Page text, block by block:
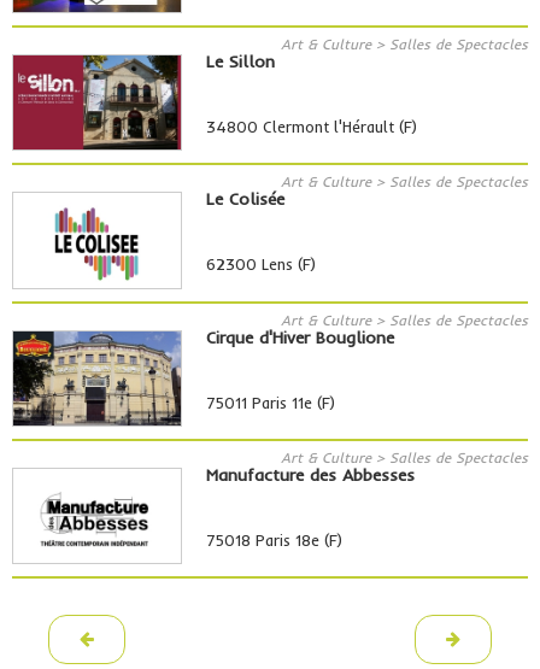
Art & Culture > Salles de Spectacles
Le Sillon
34800 Clermont l'Hérault (F)
Art & Culture > Salles de Spectacles
Le Colisée
62300 Lens (F)
Art & Culture > Salles de Spectacles
Cirque d'Hiver Bouglione
75011 Paris 11e (F)
Art & Culture > Salles de Spectacles
Manufacture des Abbesses
75018 Paris 18e (F)